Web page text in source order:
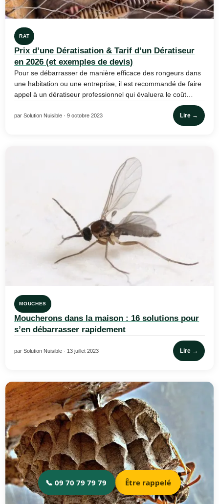
RAT
Prix d’une Dératisation & Tarif d’un Dératiseur
en 2026 (et exemples de devis)
Pour se débarrasser de manière efficace des rongeurs dans
une habitation ou une entreprise, il est recommandé de faire
appel à un dératiseur professionnel qui évaluera le coût…
par Solution Nuisible · 9 octobre 2023 Lire →
MOUCHES
Moucherons dans la maison : 16 solutions pour
s’en débarrasser rapidement
par Solution Nuisible · 13 juillet 2023 Lire →